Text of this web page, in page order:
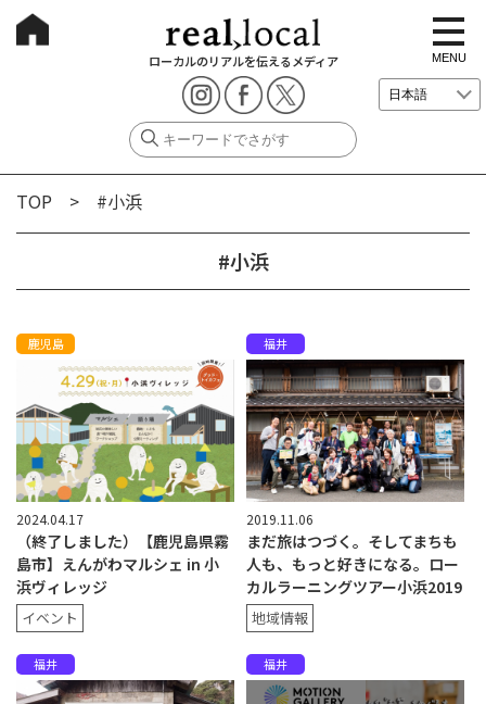
ローカルのリアルを伝えるメディア
t
o
g
g
e
i
i
MENU
TOP > #小浜
#小浜
鹿児島
2024.04.17
（終了しました）【鹿児島県霧
島市】えんがわマルシェ in 小
浜ヴィレッジ
イベント
福井
2019.11.06
まだ旅はつづく。そしてまちも
人も、もっと好きになる。ロー
カルラーニングツアー小浜2019
地域情報
福井 福井